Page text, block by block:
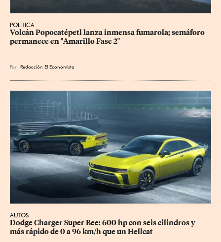
POLÍTICA
Volcán Popocatépetl lanza inmensa fumarola; semáforo
permanece en "Amarillo Fase 2"
Por Redacción El Economista
AUTOS
Dodge Charger Super Bee: 600 hp con seis cilindros y
más rápido de 0 a 96 km/h que un Hellcat